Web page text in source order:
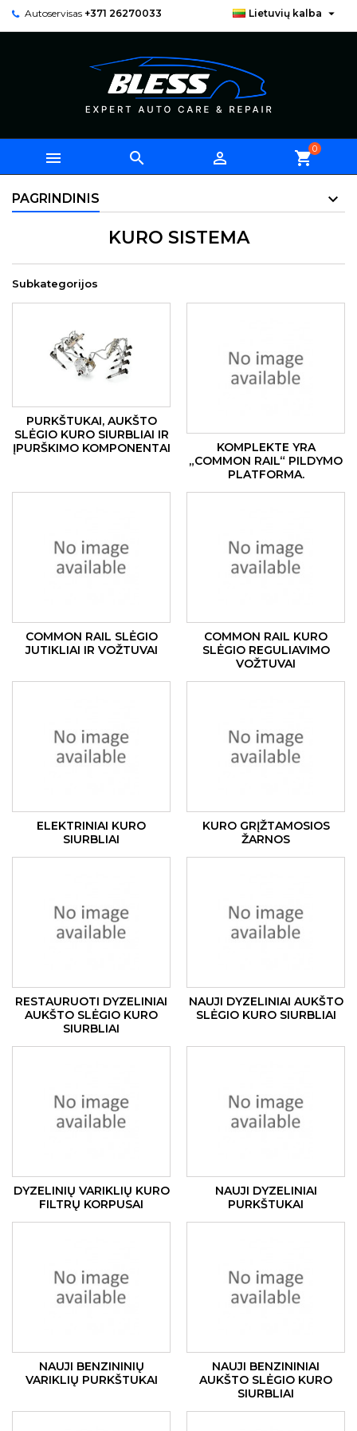
Autoservisas +371 26270033 Lietuvių kalba 
   shopping_cart0
PAGRINDINIS
KURO SISTEMA
Subkategorijos
PURKŠTUKAI, AUKŠTO
SLĖGIO KURO SIURBLIAI IR
ĮPURŠKIMO KOMPONENTAI
KOMPLEKTE YRA
„COMMON RAIL“ PILDYMO
PLATFORMA.
COMMON RAIL SLĖGIO
JUTIKLIAI IR VOŽTUVAI
COMMON RAIL KURO
SLĖGIO REGULIAVIMO
VOŽTUVAI
ELEKTRINIAI KURO
SIURBLIAI
KURO GRĮŽTAMOSIOS
ŽARNOS
RESTAURUOTI DYZELINIAI
AUKŠTO SLĖGIO KURO
SIURBLIAI
NAUJI DYZELINIAI AUKŠTO
SLĖGIO KURO SIURBLIAI
DYZELINIŲ VARIKLIŲ KURO
FILTRŲ KORPUSAI
NAUJI DYZELINIAI
PURKŠTUKAI
NAUJI BENZININIŲ
VARIKLIŲ PURKŠTUKAI
NAUJI BENZININIAI
AUKŠTO SLĖGIO KURO
SIURBLIAI